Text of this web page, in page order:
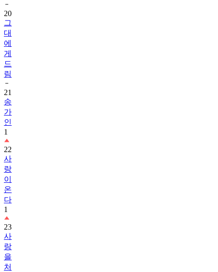
20
그
대
에
게
드
림
21
송
가
인
1
22
사
랑
이
온
다
1
23
사
랑
을
처